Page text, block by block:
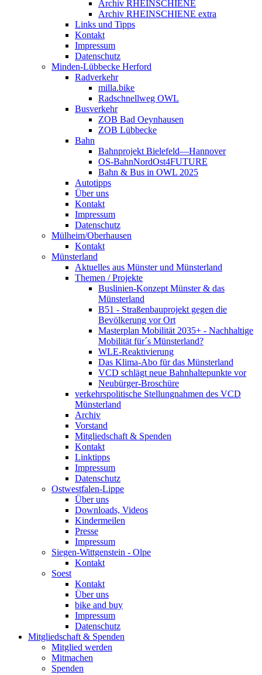
Archiv RHEINSCHIENE
Archiv RHEINSCHIENE extra
Links und Tipps
Kontakt
Impressum
Datenschutz
Minden-Lübbecke Herford
Radverkehr
milla.bike
Radschnellweg OWL
Busverkehr
ZOB Bad Oeynhausen
ZOB Lübbecke
Bahn
Bahnprojekt Bielefeld—Hannover
OS-BahnNordOst4FUTURE
Bahn & Bus in OWL 2025
Autotipps
Über uns
Kontakt
Impressum
Datenschutz
Mülheim/Oberhausen
Kontakt
Münsterland
Aktuelles aus Münster und Münsterland
Themen / Projekte
Buslinien-Konzept Münster & das
Münsterland
B51 - Straßenbauprojekt gegen die
Bevölkerung vor Ort
Masterplan Mobilität 2035+ - Nachhaltige
Mobilität für´s Münsterland?
WLE-Reaktivierung
Das Klima-Abo für das Münsterland
VCD schlägt neue Bahnhaltepunkte vor
Neubürger-Broschüre
verkehrspolitische Stellungnahmen des VCD
Münsterland
Archiv
Vorstand
Mitgliedschaft & Spenden
Kontakt
Linktipps
Impressum
Datenschutz
Ostwestfalen-Lippe
Über uns
Downloads, Videos
Kindermeilen
Presse
Impressum
Siegen-Wittgenstein - Olpe
Kontakt
Soest
Kontakt
Über uns
bike and buy
Impressum
Datenschutz
Mitgliedschaft & Spenden
Mitglied werden
Mitmachen
Spenden